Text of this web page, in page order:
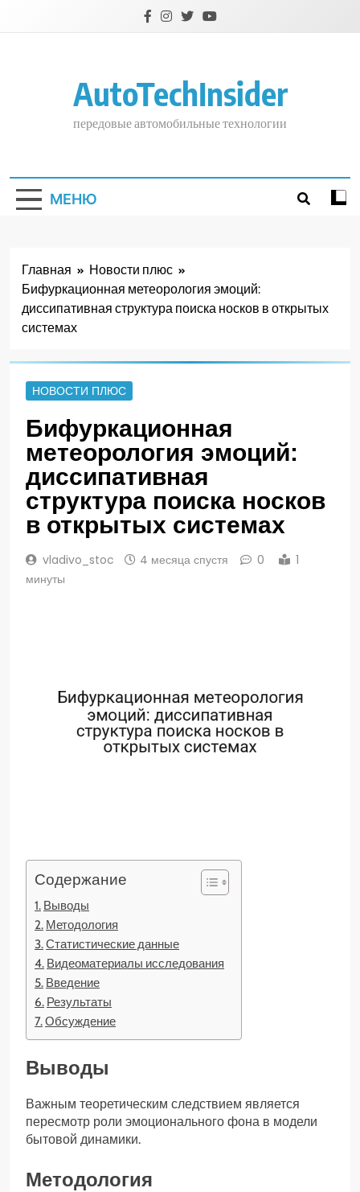
AutoTechInsider
передовые автомобильные технологии
МЕНЮ
Главная
Новости плюс
Бифуркационная метеорология эмоций:
диссипативная структура поиска носков в открытых
системах
НОВОСТИ ПЛЮС
Бифуркационная
метеорология эмоций:
диссипативная
структура поиска носков
в открытых системах
vladivo_stoc 4 месяца спустя 0
1
минуты
Содержание
Выводы
Методология
Статистические данные
Видеоматериалы исследования
Введение
Результаты
Обсуждение
Выводы
Важным теоретическим следствием является
пересмотр роли эмоционального фона в модели
бытовой динамики.
Методология